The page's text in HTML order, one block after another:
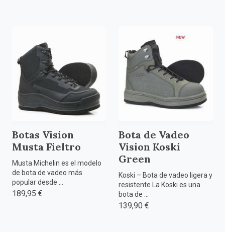
Botas Vision
Musta Fieltro
Musta Michelin es el modelo
de bota de vadeo más
popular desde ...
189,95 €
Bota de Vadeo
Vision Koski
Green
Koski – Bota de vadeo ligera y
resistente La Koski es una
bota de ...
139,90 €